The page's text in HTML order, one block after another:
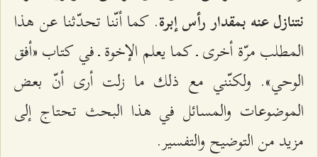
نتنازل عنه بمقدار رأس إبرة. كما أنّنا تحدّثنا عن هذا
المطلب مرّة أخرى ـ كما يعلم الإخوة ـ في كتاب «أفق
الوحي». ولكنّني مع ذلك ما زلت أرى أنّ بعض
الموضوعات والمسائل في هذا البحث تحتاج إلى
مزيد من التوضيح والتفسير.